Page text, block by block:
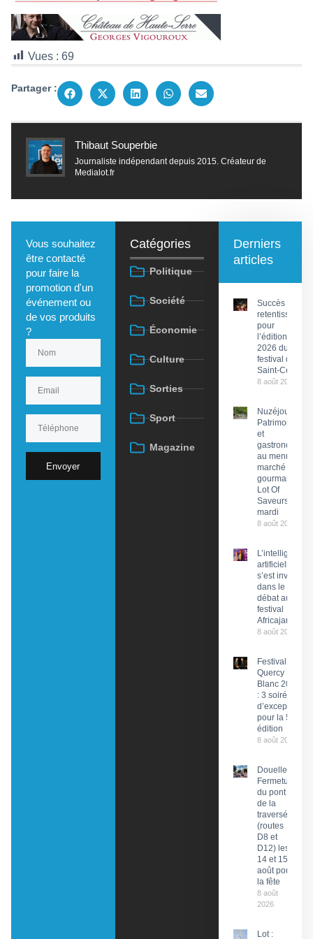
Vues : 69
Partager :
Thibaut Souperbie
Journaliste indépendant depuis 2015. Créateur de
Medialot.fr
Vous souhaitez
être contacté
pour faire la
promotion d'un
événement ou
de vos produits
?
Envoyer
Catégories
Politique
Société
Économie
Culture
Sorties
Sport
Magazine
Derniers
articles
Succès
retentissant
pour
l’édition
2026 du
festival de
Saint-Céré
8 août 2026
Nuzéjouls :
Patrimoine
et
gastronomie
au menu du
marché
gourmand
Lot Of
Saveurs ce
mardi
8 août 2026
L’intelligence
artificielle
s’est invitée
dans le
débat au
festival
Africajarc
8 août 2026
Festival du
Quercy
Blanc 2026
: 3 soirées
d’exception
pour la 58e
édition
8 août 2026
Douelle :
Fermeture
du pont et
de la
traversée
(routes
D8 et
D12) les
14 et 15
août pour
la fête
8 août
2026
Lot :